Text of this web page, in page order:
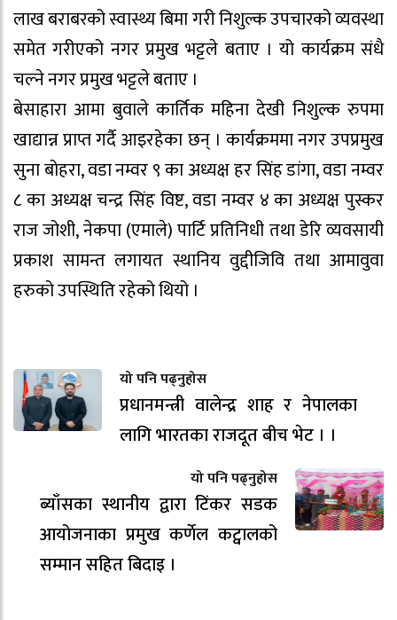
लाख बराबरको स्वास्थ्य बिमा गरी निशुल्क उपचारको व्यवस्था
समेत गरीएको नगर प्रमुख भट्टले बताए । यो कार्यक्रम संधै
चल्ने नगर प्रमुख भट्टले बताए ।
बेसाहारा आमा बुवाले कार्तिक महिना देखी निशुल्क रुपमा
खाद्यान्न प्राप्त गर्दै आइरहेका छन् । कार्यक्रममा नगर उपप्रमुख
सुना बोहरा, वडा नम्वर ९ का अध्यक्ष हर सिंह डांगा, वडा नम्वर
८ का अध्यक्ष चन्द्र सिंह विष्ट, वडा नम्वर ४ का अध्यक्ष पुस्कर
राज जोशी, नेकपा (एमाले) पार्टि प्रतिनिधी तथा डेरि व्यवसायी
प्रकाश सामन्त लगायत स्थानिय वुद्दीजिवि तथा आमावुवा
हरुको उपस्थिति रहेको थियो ।
यो पनि पढ्नुहोस
प्रधानमन्त्री वालेन्द्र शाह र नेपालका
लागि भारतका राजदूत बीच भेट । ।
यो पनि पढ्नुहोस
ब्याँसका स्थानीय द्वारा टिंकर सडक
आयोजनाका प्रमुख कर्णेल कट्वालको
सम्मान सहित बिदाइ ।